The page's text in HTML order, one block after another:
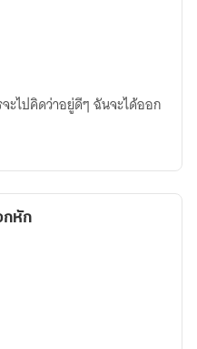
ะไปคิดว่าอยู่ดีๆ ฉันจะได้ออก
กหัก